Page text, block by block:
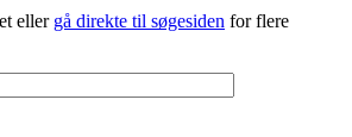
eller gå direkte til søgesiden for flere